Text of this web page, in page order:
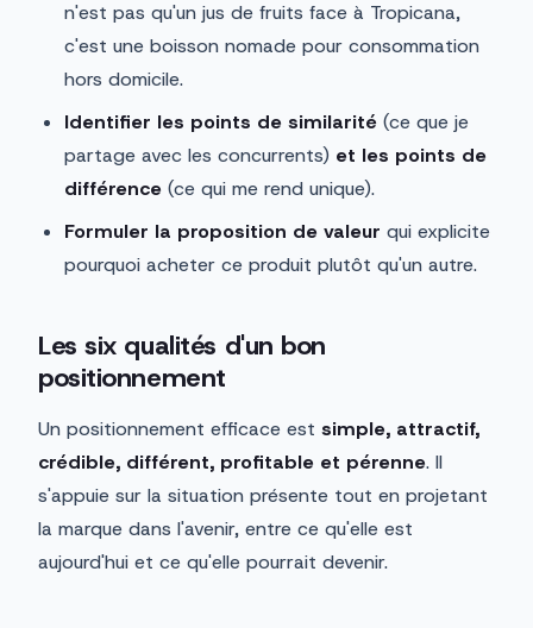
n'est pas qu'un jus de fruits face à Tropicana,
c'est une boisson nomade pour consommation
hors domicile.
Identifier les points de similarité (ce que je
partage avec les concurrents) et les points de
différence (ce qui me rend unique).
Formuler la proposition de valeur qui explicite
pourquoi acheter ce produit plutôt qu'un autre.
Les six qualités d'un bon
positionnement
Un positionnement efficace est simple, attractif,
crédible, différent, profitable et pérenne. Il
s'appuie sur la situation présente tout en projetant
la marque dans l'avenir, entre ce qu'elle est
aujourd'hui et ce qu'elle pourrait devenir.